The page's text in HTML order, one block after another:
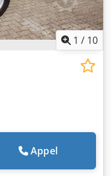
1 / 10
Appel